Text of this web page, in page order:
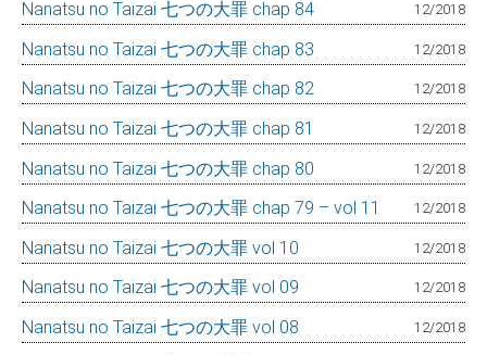
Nanatsu no Taizai 七つの大罪 chap 84 12/2018
Nanatsu no Taizai 七つの大罪 chap 83 12/2018
Nanatsu no Taizai 七つの大罪 chap 82 12/2018
Nanatsu no Taizai 七つの大罪 chap 81 12/2018
Nanatsu no Taizai 七つの大罪 chap 80 12/2018
Nanatsu no Taizai 七つの大罪 chap 79 – vol 11 12/2018
Nanatsu no Taizai 七つの大罪 vol 10 12/2018
Nanatsu no Taizai 七つの大罪 vol 09 12/2018
Nanatsu no Taizai 七つの大罪 vol 08 12/2018